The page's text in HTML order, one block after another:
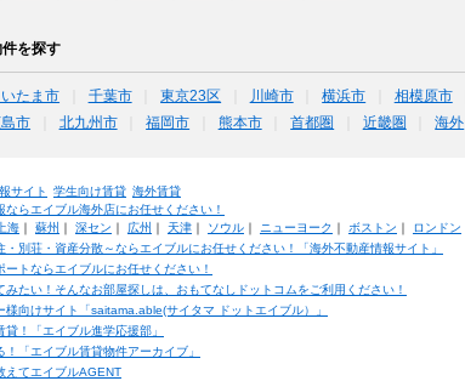
を探す
いたま市 千葉市 東京23区 川崎市 横浜市 相模原市
市 北九州市 福岡市 熊本市 首都圏 近畿圏 海外
サイト 学生向け賃貸 海外賃貸
らエイブル海外店にお任せください！
海｜ 蘇州 深セン 広州 天津｜ ソウル｜ ニューヨーク ボストン ロンドン
別荘・資産分散～ならエイブルにお任せください！「海外不動産情報サイト」
トならエイブルにお任せください！
みたい！そんなお部屋探しは、おもてなしドットコムをご利用ください！
様向けサイト「saitama.able(サイタマ ドットエイブル）」
！「エイブル進学応援部」
「エイブル賃貸物件アーカイブ」
えてエイブルAGENT